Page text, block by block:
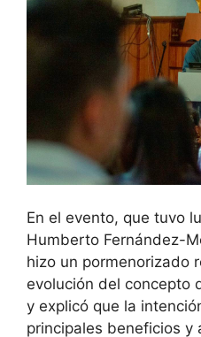
En el evento, que tuvo
Humberto Fernández-
hizo un pormenorizado
evolución del concepto
y explicó que la
principales beneficios y